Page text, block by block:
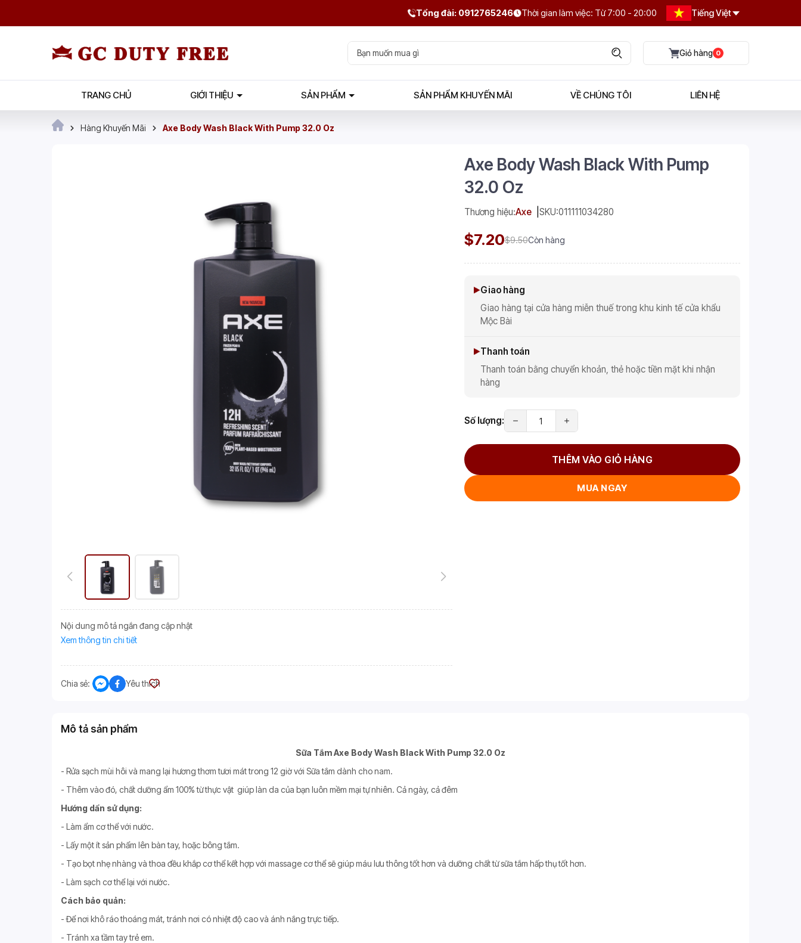
Tổng đài: 0912765246 Thời gian làm việc: Từ 7:00 - 20:00 Tiếng Việt
0
TRANG CHỦ GIỚI THIỆU SẢN PHẨM SẢN PHẨM KHUYẾN MÃI VỀ CHÚNG TÔI LIÊN HỆ
Hàng Khuyến Mãi Axe Body Wash Black With Pump 32.0 Oz
Nội dung mô tả ngắn đang cập nhật
Xem thông tin chi tiết
Chia sẻ: Yêu thích
Axe Body Wash Black With Pump
32.0 Oz
Thương hiệu:Axe SKU:011111034280
$7.20$9.50Còn hàng
Giao hàng
Giao hàng tại cửa hàng miễn thuế trong khu kinh tế cửa khẩu
Mộc Bài
Thanh toán
Thanh toán bằng chuyển khoản, thẻ hoặc tiền mặt khi nhận
hàng
Số lượng:
THÊM VÀO GIỎ HÀNG
MUA NGAY
Mô tả sản phẩm
Sữa Tắm Axe Body Wash Black With Pump 32.0 Oz
- Rửa sạch mùi hôi và mang lại hương thơm tươi mát trong 12 giờ với Sữa tắm dành cho nam.
- Thêm vào đó, chất dưỡng ẩm 100% từ thực vật giúp làn da của bạn luôn mềm mại tự nhiên. Cả ngày, cả đêm
Hướng dẩn sử dụng:
- Làm ẩm cơ thể với nước.
- Lấy một ít sản phẩm lên bàn tay, hoặc bông tắm.
- Tạo bọt nhẹ nhàng và thoa đều khắp cơ thể kết hợp với massage cơ thể sẽ giúp máu lưu thông tốt hơn và dưỡng chất từ sữa tắm hấp thụ tốt hơn.
- Làm sạch cơ thể lại với nước.
Cách bảo quản:
- Để nơi khô ráo thoáng mát, tránh nơi có nhiệt độ cao và ánh nắng trực tiếp.
- Tránh xa tầm tay trẻ em.